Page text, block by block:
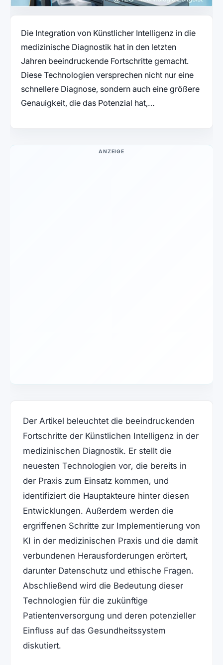
Die Integration von Künstlicher Intelligenz in die
medizinische Diagnostik hat in den letzten
Jahren beeindruckende Fortschritte gemacht.
Diese Technologien versprechen nicht nur eine
schnellere Diagnose, sondern auch eine größere
Genauigkeit, die das Potenzial hat,…
ANZEIGE
Der Artikel beleuchtet die beeindruckenden
Fortschritte der Künstlichen Intelligenz in der
medizinischen Diagnostik. Er stellt die
neuesten Technologien vor, die bereits in
der Praxis zum Einsatz kommen, und
identifiziert die Hauptakteure hinter diesen
Entwicklungen. Außerdem werden die
ergriffenen Schritte zur Implementierung von
KI in der medizinischen Praxis und die damit
verbundenen Herausforderungen erörtert,
darunter Datenschutz und ethische Fragen.
Abschließend wird die Bedeutung dieser
Technologien für die zukünftige
Patientenversorgung und deren potenzieller
Einfluss auf das Gesundheitssystem
diskutiert.